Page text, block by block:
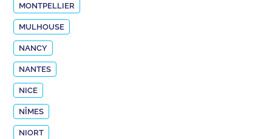
MONTPELLIER
MULHOUSE
NANCY
NANTES
NICE
NÎMES
NIORT